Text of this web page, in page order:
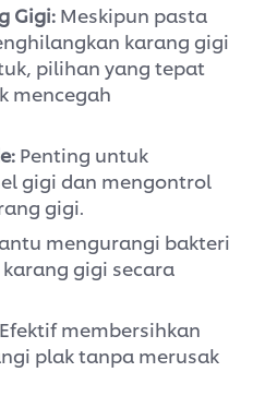
Gigi: Meskipun pasta
karang gigi
pilihan yang tepat
mencegah
Penting untuk
gigi dan mengontrol
gigi.
mengurangi bakteri
gigi secara
Efektif membersihkan
plak tanpa merusak